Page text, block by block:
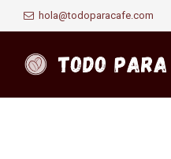
hola@todoparacafe.com